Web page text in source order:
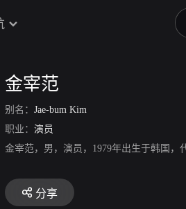
金宰范
别名： Jae-bum Kim
职业： 演员
金宰范，男，演员，1979年出生于韩国，
分享